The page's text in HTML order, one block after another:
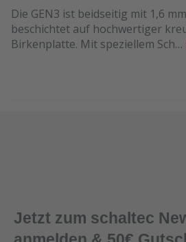
Die GEN3 ist beidseitig mit 1,6
beschichtet auf hochwertiger
Birkenplatte. Mit speziellem Sch…
Jetzt zum schaltec